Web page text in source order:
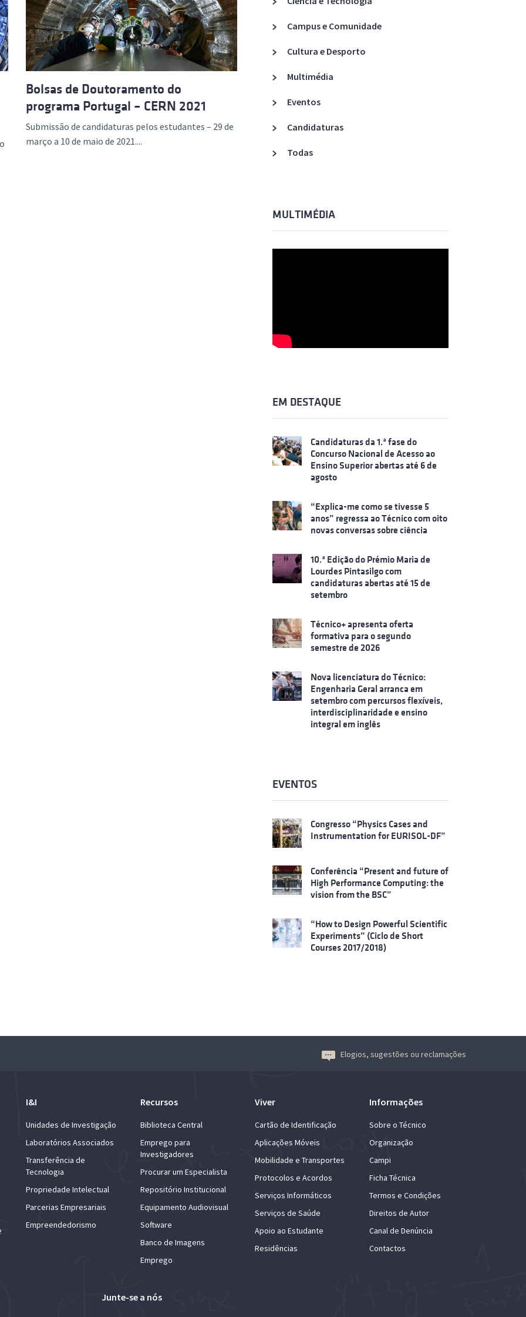
Avançada
Acreditações A3ES
Bolsas de Doutoramento do
programa Portugal – CERN 2021
Submissão de candidaturas pelos estudantes – 29 de
março a 10 de maio de 2021....
Campus e Comunidade
Cultura e Desporto
Multimédia
Eventos
Candidaturas
Todas
MULTIMÉDIA
EM DESTAQUE
Candidaturas da 1.ª fase do
Concurso Nacional de Acesso ao
Ensino Superior abertas até 6 de
agosto
“Explica-me como se tivesse 5
anos” regressa ao Técnico com oito
novas conversas sobre ciência
10.ª Edição do Prémio Maria de
Lourdes Pintasilgo com
candidaturas abertas até 15 de
setembro
Técnico+ apresenta oferta
formativa para o segundo
semestre de 2026
Nova licenciatura do Técnico:
Engenharia Geral arranca em
setembro com percursos flexíveis,
interdisciplinaridade e ensino
integral em inglês
EVENTOS
Congresso “Physics Cases and
Instrumentation for EURISOL-DF”
Conferência “Present and future of
High Performance Computing: the
vision from the BSC”
“How to Design Powerful Scientific
Experiments” (Ciclo de Short
Courses 2017/2018)
Elogios, sugestões ou reclamações
I&I
Unidades de Investigação
Laboratórios Associados
Transferência de
Tecnologia
Propriedade Intelectual
Parcerias Empresariais
Empreendedorismo
Recursos
Biblioteca Central
Emprego para
Investigadores
Procurar um Especialista
Repositório Institucional
Equipamento Audiovisual
Software
Banco de Imagens
Emprego
Viver
Cartão de Identificação
Aplicações Móveis
Mobilidade e Transportes
Protocolos e Acordos
Serviços Informáticos
Serviços de Saúde
Apoio ao Estudante
Residências
Informações
Sobre o Técnico
Organização
Campi
Ficha Técnica
Termos e Condições
Direitos de Autor
Canal de Denúncia
Contactos
Junte-se a nós